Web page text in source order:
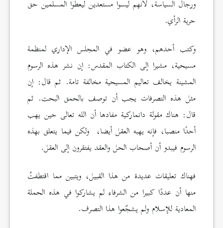
ورجال السياسة، لأنهم ليسوا مستعدين ليعطوا المسلمين حق
حرية الرأي.
وكتب أحدهم، وهو عضو في المجلس الإداري لمنظمة
مسيحية، مشيرا إلى الكتاب المقدس: إن نشر هذه الرسوم
المشينة يخالف تعاليم المسيحية مخالفة تامة. ثم قال: إن
مثل هذه التصرفات يجب أن توصف بالحمق البحت. ثم
قال: هناك مقولة دانماركية مفادها أن الله تعالى حين يهب
أحدًا منصبا، فإنه يهبه العقل أيضا، ولكن فيما يتعلق بهذه
الرسوم فيبدو أن أصحاب الحل والعقد يفتقرون إلى العقل.
فهناك تعليقات عديدة من هذا القبيل، ويتبين مما اقتطفتُ
منها أن عددًا كبيرا من الشرفاء لم يشاركوا في هذه الحملة
المعادية للإسلام ولم يشجّعوا هذا التصرف.